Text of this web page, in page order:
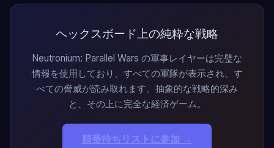
ヘックスボード上の純粋な戦略
Neutronium: Parallel Wars の軍事レイヤーは完璧な
情報を使用しており、すべての軍隊が表示され、す
べての脅威が読み取れます。抽象的な戦略的深み
と、その上に完全な経済ゲーム。
順番待ちリストに参加 →